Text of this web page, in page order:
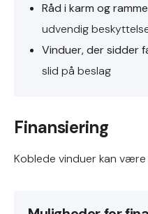
Råd i karm og
udvendig
Vinduer, der sidder
slid på beslag
Finansiering
Koblede vinduer kan